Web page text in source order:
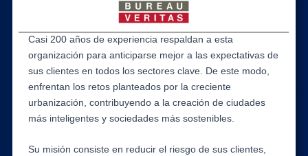
Casi 200 años de experiencia respaldan a esta
organización para anticiparse mejor a las expectativas de
sus clientes en todos los sectores clave. De este modo,
enfrentan los retos planteados por la creciente
urbanización, contribuyendo a la creación de ciudades
más inteligentes y sociedades más sostenibles.
Su misión consiste en reducir el riesgo de sus clientes,